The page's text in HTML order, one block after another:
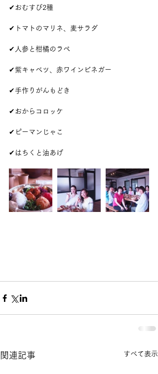
✔︎おむすび2種
✔︎トマトのマリネ、麦サラダ
✔︎人参と柑橘のラペ
✔︎紫キャベツ、赤ワインビネガー
✔︎手作りがんもどき
✔︎おからコロッケ
✔︎ピーマンじゃこ
✔︎はちくと油あげ
関連記事 すべて表示